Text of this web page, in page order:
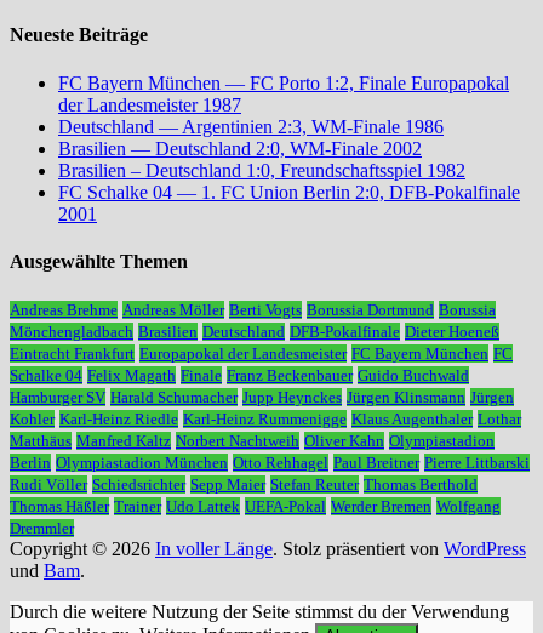
Neueste Beiträge
FC Bayern München — FC Porto 1:2, Finale Europapokal
der Landesmeister 1987
Deutschland — Argentinien 2:3, WM-Finale 1986
Brasilien — Deutschland 2:0, WM-Finale 2002
Brasilien – Deutschland 1:0, Freundschaftsspiel 1982
FC Schalke 04 — 1. FC Union Berlin 2:0, DFB-Pokalfinale
2001
Ausgewählte Themen
Andreas Brehme Andreas Möller Berti Vogts Borussia Dortmund Borussia
Mönchengladbach Brasilien Deutschland DFB-Pokalfinale Dieter Hoeneß
Eintracht Frankfurt Europapokal der Landesmeister FC Bayern München FC
Schalke 04 Felix Magath Finale Franz Beckenbauer Guido Buchwald
Hamburger SV Harald Schumacher Jupp Heynckes Jürgen Klinsmann Jürgen
Kohler Karl-Heinz Riedle Karl-Heinz Rummenigge Klaus Augenthaler Lothar
Matthäus Manfred Kaltz Norbert Nachtweih Oliver Kahn Olympiastadion
Berlin Olympiastadion München Otto Rehhagel Paul Breitner Pierre Littbarski
Rudi Völler Schiedsrichter Sepp Maier Stefan Reuter Thomas Berthold
Thomas Häßler Trainer Udo Lattek UEFA-Pokal Werder Bremen Wolfgang
Dremmler
Copyright © 2026 In voller Länge. Stolz präsentiert von WordPress
und Bam.
Durch die weitere Nutzung der Seite stimmst du der Verwendung